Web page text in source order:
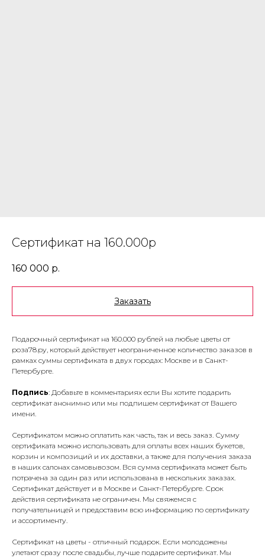
Сертификат на 160.000р
160 000 р.
Заказать
Подарочный сертификат на 160.000 рублей на любые цветы от
роза78.ру, который действует неограниченное количество заказов в
рамках суммы сертификата в двух городах: Москве и в Санкт-
Петербурге.
Подпись: Добавьте в комментариях если Вы хотите подарить
сертификат анонимно или мы подпишем сертификат от Вашего
имени.
Сертификатом можно оплатить как часть, так и весь заказ. Сумму
сертификата можно использовать для оплаты всех наших букетов,
корзин и композиций и их доставки, а также для получения заказа
в наших салонах самовывозом. Вся сумма сертификата может быть
потрачена за один раз или использована в нескольких заказах.
Сертификат действует и в Москве и Санкт-Петербурге. Срок
действия сертификата не ограничен. Мы свяжемся с
получательницей и предоставим всю информацию по сертификату
и ассортименту.
Сертификат на цветы - отличный подарок. Если молодожены
улетают сразу после свадьбы, лучше подарите сертификат. Мы